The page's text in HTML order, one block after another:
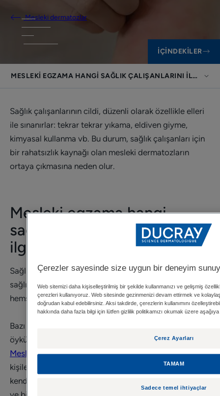
Mesleki dermatozlar
İÇINDEKILER
MESLEKI EGZAMA HANGI SAĞLIK ÇALIŞANLARINI
Sağlık çalışanlarının cildi, düzenli olarak özellikle elleri
ile sınanırlar: tekrar tekrar yıkama, eldiven giyme,
kimyasal kullanma vb. Bu durum, sağlık çalışanları için
bir rahatsızlık kaynağı olan mesleki dermatozların
ortaya çıkmasına neden olur.
Mesleki egzama hangi
sağlık çalışanlarını
ilgilendirmektedir?
Sağlık çalışanlarında mesleki dermatit, her alandan
sağlık çalışanını (hekimler, eczacılar, hemşireler,
hemşire yardımcıları vs.) etkiler.
Bazı durumlarda atopik egzama veya alerjik egzama
öyküsü gözlenir, fakat bu durum her zaman görülmez.
Mesleki dermatoz, herhangi bir cilt problemi olmayan
kişilerde bir gecede başlayabilir. Mesleki dermatoz
kendi içinde bir meslek hastalığı olarak kabul edilebilir
Çerezler sayesinde size uygun bir deneyim
Web sitemizi daha kişiselleştirilmiş bir şekilde kullanmanızı ve gelişmiş
çerezleri kullanıyoruz. Web sitesinde gezinmenizi devam ettirmek ve
doğrudan kabul edebilirsiniz. Aksi takdirde, çerezlerin kullanımını
hakkında daha fazla bilgi için lütfen gizlilik politikamızı okumak üzere aşağıya
Çerez Ayarları
Sadece temel ihtiyaçlar
TAMAM